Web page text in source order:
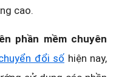
cao.
phần mềm chuyên
đổi số hiện nay,